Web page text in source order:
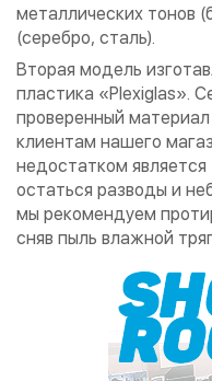
металлических тонов
(серебро, сталь).
Вторая модель
пластика «Plexiglas».
проверенный
клиентам нашего
недостатком является
остаться разводы и
мы рекомендуем
сняв пыль влажной